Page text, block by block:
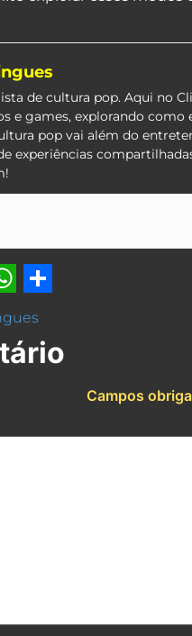
de cultura pop. Aqui no
e games, explorando
pop vai além do
experiências
Share
Campos